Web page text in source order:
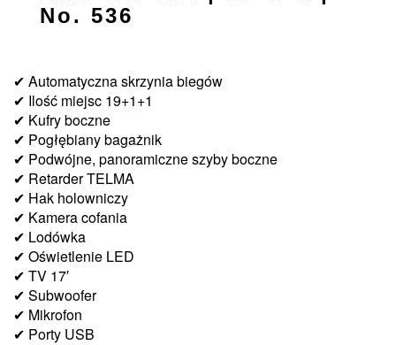
No. 536
✔ Automatyczna skrzynia biegów
✔ Ilość miejsc 19+1+1
✔ Kufry boczne
✔ Pogłębiany bagażnik
✔ Podwójne, panoramiczne szyby boczne
✔ Retarder TELMA
✔ Hak holowniczy
✔ Kamera cofania
✔ Lodówka
✔ Oświetlenie LED
✔ TV 17′
✔ Subwoofer
✔ Mikrofon
✔ Porty USB